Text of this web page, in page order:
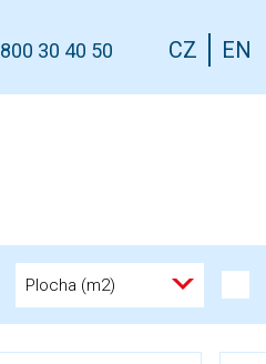
800 30 40 50 CZ EN
Plocha (m2)